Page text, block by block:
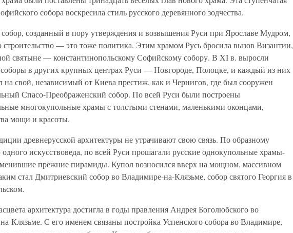
собора воскресила стиль русского деревянного зодчества.
созданный в пору утверждения и возвышения Руси при Ярославе Мудром,
строительство — это тоже политика. Этим храмом Русь бросила вызов Византии,
святыне — константинопольскому Софийскому собору. В XI в. выросли
в других крупных центрах Руси — Новгороде, Полоцке, и каждый из них
на свой, независимый от Киева престиж, как и Чернигов, где был сооружен
Спасо-Преображенский собор. По всей Руси были построены
многокупольные храмы с толстыми стенами, маленькими оконцами,
мощи и красоты.
древнерусской архитектуры не утрачивают свою связь. По образному
искусствоведа, по всей Руси прошагали русские однокупольные храмы-
прежние пирамиды. Купол возносился вверх на мощном, массивном
стал Дмитриевский собор во Владимире-на-Клязьме, собор святого Георгия в
архитектура достигла в годы правления Андрея Боголюбского во
Клязьме. С его именем связаны постройка Успенского собора во Владимире,